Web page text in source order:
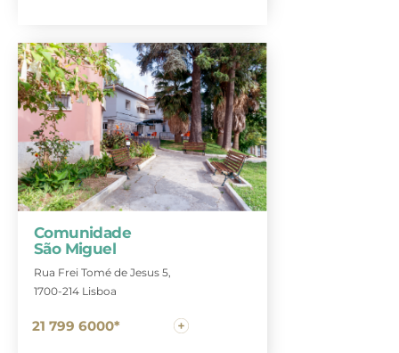
Comunidade
São Miguel
Rua Frei Tomé de Jesus 5,
1700-214 Lisboa
21 799 6000*